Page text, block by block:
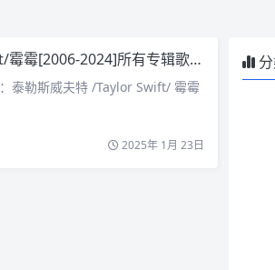
品质MP3+无损FLAC/25GB]音乐专辑：出道至今所有音乐打包
泰勒斯威夫特 /Taylor Swift/ 霉霉
2025年 1月 23日